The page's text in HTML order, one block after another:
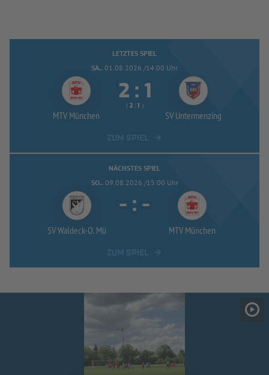
LETZTES SPIEL
SA.. 01.08.2026 /14:00 Uhr
MTV München
 : 
(  :  )
SV Untermenzing
NÄCHSTES SPIEL
SO.. 09.08.2026 /15:00 Uhr
SV Waldeck-O. Mü
- : -
MTV München